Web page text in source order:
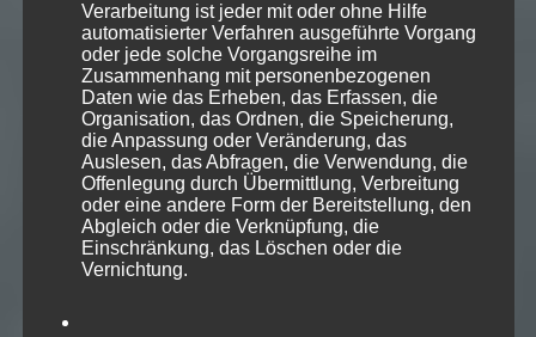
Verarbeitung ist jeder mit oder ohne Hilfe
automatisierter Verfahren ausgeführte Vorgang
oder jede solche Vorgangsreihe im
Zusammenhang mit personenbezogenen
Daten wie das Erheben, das Erfassen, die
Organisation, das Ordnen, die Speicherung,
die Anpassung oder Veränderung, das
Auslesen, das Abfragen, die Verwendung, die
Offenlegung durch Übermittlung, Verbreitung
oder eine andere Form der Bereitstellung, den
Abgleich oder die Verknüpfung, die
Einschränkung, das Löschen oder die
Vernichtung.